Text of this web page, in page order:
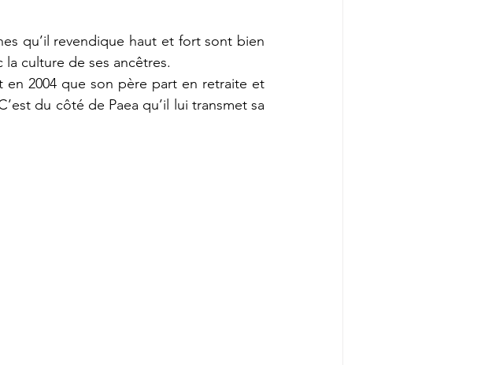
qu’il revendique haut et fort sont bien
la culture de ses ancêtres.
en 2004 que son père part en retraite et
du côté de Paea qu’il lui transmet sa